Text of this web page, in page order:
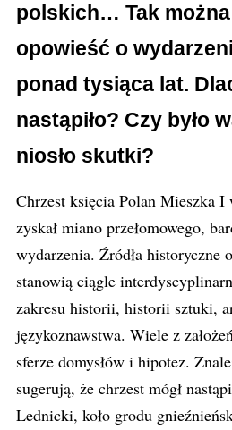
polskich… Tak
opowieść o
ponad tysiąca lat.
nastąpiło? Czy było
niosło skutki?
Chrzest księcia Polan Mieszka I
zyskał miano przełomowego,
wydarzenia. Źródła historyczne
stanowią ciągle
zakresu historii, historii sztuki,
językoznawstwa. Wiele z
sferze domysłów i hipotez.
sugerują, że chrzest mógł
Lednicki, koło grodu